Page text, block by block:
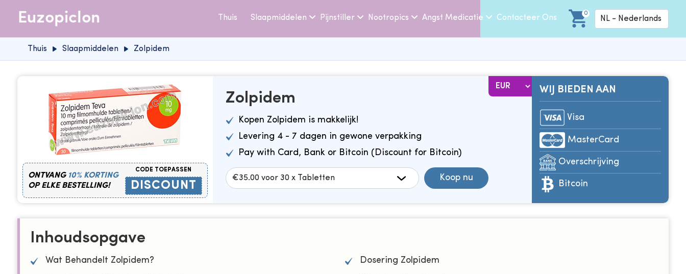
Thuis Slaapmiddelen Pijnstiller Nootropics Angst Medicatie Contacteer Ons
0
Thuis Slaapmiddelen Zolpidem
ONTVANG 10% KORTING
OP ELKE BESTELLING!
CODE TOEPASSEN
DISCOUNT
Zolpidem
Kopen Zolpidem is makkelijk!
Levering 4 - 7 dagen in gewone verpakking
Pay with Card, Bank or Bitcoin (Discount for Bitcoin)
Koop nu
WIJ BIEDEN AAN
Visa
MasterCard
Overschrijving
Bitcoin
Inhoudsopgave
Wat Behandelt Zolpidem? Dosering Zolpidem